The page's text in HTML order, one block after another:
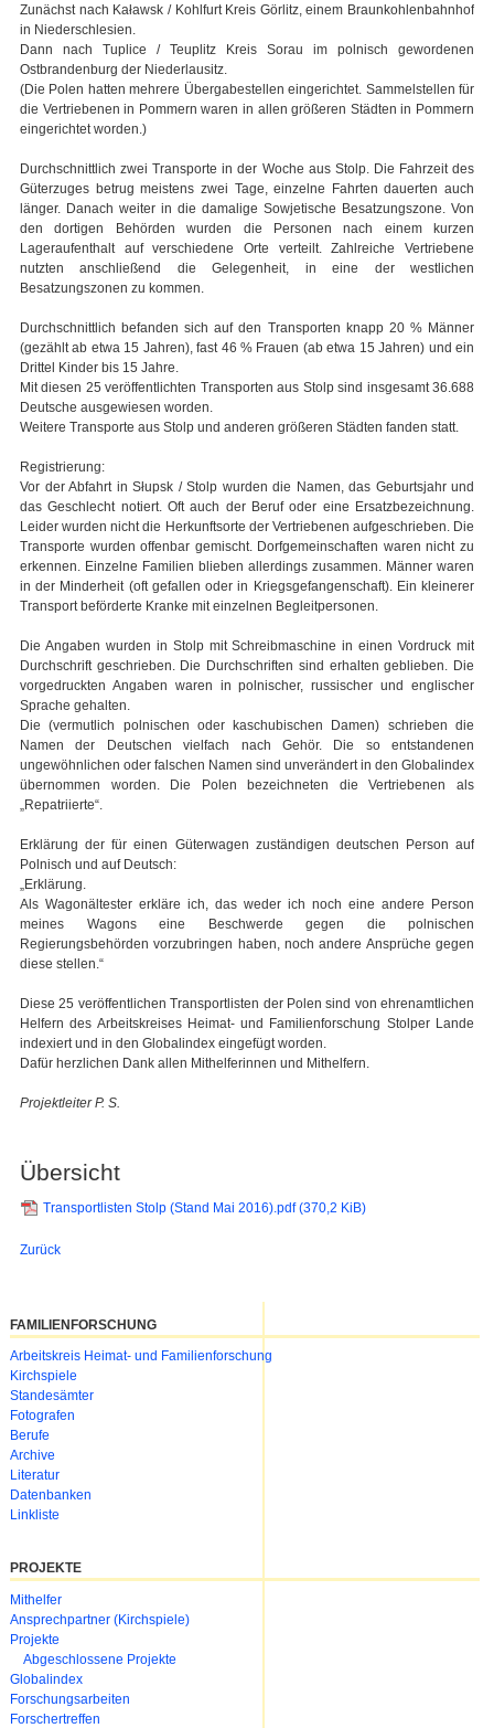
Zunächst nach Kaławsk / Kohlfurt Kreis Görlitz, einem Braunkohlenbahnhof
in Niederschlesien.
Dann nach Tuplice / Teuplitz Kreis Sorau im polnisch gewordenen
Ostbrandenburg der Niederlausitz.
(Die Polen hatten mehrere Übergabestellen eingerichtet. Sammelstellen für
die Vertriebenen in Pommern waren in allen größeren Städten in Pommern
eingerichtet worden.)
Durchschnittlich zwei Transporte in der Woche aus Stolp. Die Fahrzeit des
Güterzuges betrug meistens zwei Tage, einzelne Fahrten dauerten auch
länger. Danach weiter in die damalige Sowjetische Besatzungszone. Von
den dortigen Behörden wurden die Personen nach einem kurzen
Lageraufenthalt auf verschiedene Orte verteilt. Zahlreiche Vertriebene
nutzten anschließend die Gelegenheit, in eine der westlichen
Besatzungszonen zu kommen.
Durchschnittlich befanden sich auf den Transporten knapp 20 % Männer
(gezählt ab etwa 15 Jahren), fast 46 % Frauen (ab etwa 15 Jahren) und ein
Drittel Kinder bis 15 Jahre.
Mit diesen 25 veröffentlichten Transporten aus Stolp sind insgesamt 36.688
Deutsche ausgewiesen worden.
Weitere Transporte aus Stolp und anderen größeren Städten fanden statt.
Registrierung:
Vor der Abfahrt in Słupsk / Stolp wurden die Namen, das Geburtsjahr und
das Geschlecht notiert. Oft auch der Beruf oder eine Ersatzbezeichnung.
Leider wurden nicht die Herkunftsorte der Vertriebenen aufgeschrieben. Die
Transporte wurden offenbar gemischt. Dorfgemeinschaften waren nicht zu
erkennen. Einzelne Familien blieben allerdings zusammen. Männer waren
in der Minderheit (oft gefallen oder in Kriegsgefangenschaft). Ein kleinerer
Transport beförderte Kranke mit einzelnen Begleitpersonen.
Die Angaben wurden in Stolp mit Schreibmaschine in einen Vordruck mit
Durchschrift geschrieben. Die Durchschriften sind erhalten geblieben. Die
vorgedruckten Angaben waren in polnischer, russischer und englischer
Sprache gehalten.
Die (vermutlich polnischen oder kaschubischen Damen) schrieben die
Namen der Deutschen vielfach nach Gehör. Die so entstandenen
ungewöhnlichen oder falschen Namen sind unverändert in den Globalindex
übernommen worden. Die Polen bezeichneten die Vertriebenen als
„Repatriierte“.
Erklärung der für einen Güterwagen zuständigen deutschen Person auf
Polnisch und auf Deutsch:
„Erklärung.
Als Wagonältester erkläre ich, das weder ich noch eine andere Person
meines Wagons eine Beschwerde gegen die polnischen
Regierungsbehörden vorzubringen haben, noch andere Ansprüche gegen
diese stellen.“
Diese 25 veröffentlichen Transportlisten der Polen sind von ehrenamtlichen
Helfern des Arbeitskreises Heimat- und Familienforschung Stolper Lande
indexiert und in den Globalindex eingefügt worden.
Dafür herzlichen Dank allen Mithelferinnen und Mithelfern.
Projektleiter P. S.
Übersicht
Transportlisten Stolp (Stand Mai 2016).pdf(370,2 KiB)
Zurück
FAMILIENFORSCHUNG
Navigation
überspringen
Arbeitskreis Heimat- und Familienforschung
Kirchspiele
Standesämter
Fotografen
Berufe
Archive
Literatur
Datenbanken
Linkliste
PROJEKTE
Navigation
überspringen
Mithelfer
Ansprechpartner (Kirchspiele)
Projekte
Abgeschlossene Projekte
Globalindex
Forschungsarbeiten
Forschertreffen